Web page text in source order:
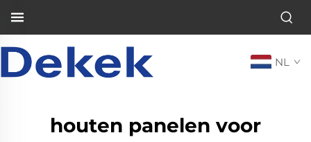
NL
houten panelen voor